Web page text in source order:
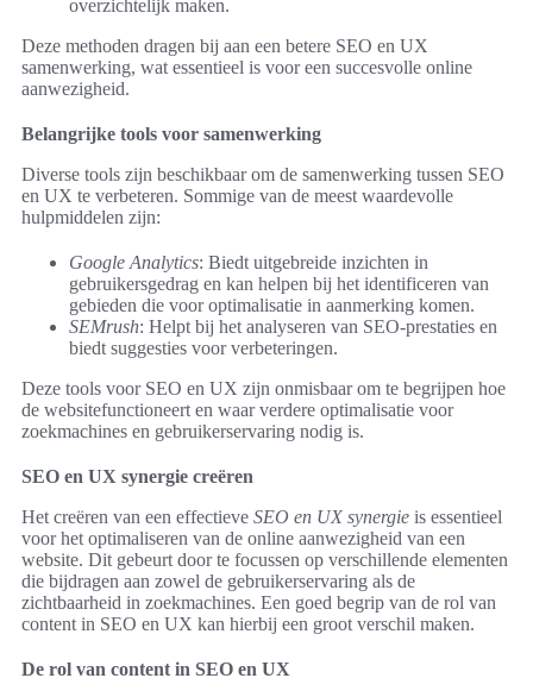
overzichtelijk maken.
Deze methoden dragen bij aan een betere SEO en UX
samenwerking, wat essentieel is voor een succesvolle online
aanwezigheid.
Belangrijke tools voor samenwerking
Diverse tools zijn beschikbaar om de samenwerking tussen SEO
en UX te verbeteren. Sommige van de meest waardevolle
hulpmiddelen zijn:
Google Analytics: Biedt uitgebreide inzichten in
gebruikersgedrag en kan helpen bij het identificeren van
gebieden die voor optimalisatie in aanmerking komen.
SEMrush: Helpt bij het analyseren van SEO-prestaties en
biedt suggesties voor verbeteringen.
Deze tools voor SEO en UX zijn onmisbaar om te begrijpen hoe
de websitefunctioneert en waar verdere optimalisatie voor
zoekmachines en gebruikerservaring nodig is.
SEO en UX synergie creëren
Het creëren van een effectieve SEO en UX synergie is essentieel
voor het optimaliseren van de online aanwezigheid van een
website. Dit gebeurt door te focussen op verschillende elementen
die bijdragen aan zowel de gebruikerservaring als de
zichtbaarheid in zoekmachines. Een goed begrip van de rol van
content in SEO en UX kan hierbij een groot verschil maken.
De rol van content in SEO en UX